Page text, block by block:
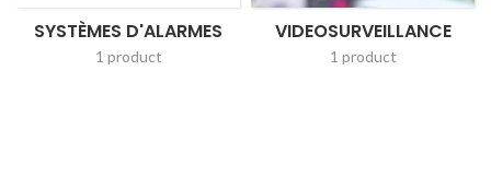
SYSTÈMES D'ALARMES
1 product
VIDEOSURVEILLANCE
1 product